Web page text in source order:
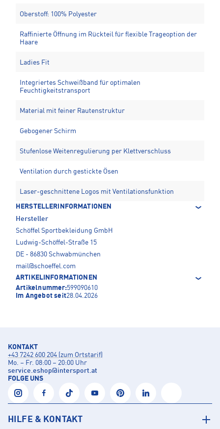
Oberstoff: 100% Polyester
Raffinierte Öffnung im Rückteil für flexible Trageoption der
Haare
Ladies Fit
Integriertes Schweißband für optimalen
Feuchtigkeitstransport
Material mit feiner Rautenstruktur
Gebogener Schirm
Stufenlose Weitenregulierung per Klettverschluss
Ventilation durch gestickte Ösen
Laser-geschnittene Logos mit Ventilationsfunktion
HERSTELLERINFORMATIONEN
Hersteller
Schöffel Sportbekleidung GmbH
Ludwig-Schöffel-Straße 15
DE - 86830 Schwabmünchen
mail@schoeffel.com
ARTIKELINFORMATIONEN
Artikelnummer:599090610
Im Angebot seit28.04.2026
KONTAKT
+43 7242 600 204 (zum Ortstarif)
Mo. – Fr. 08:00 – 20:00 Uhr
service.eshop@intersport.at
FOLGE UNS
HILFE & KONTAKT